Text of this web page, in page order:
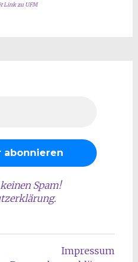
Link zu UFM
Spam!
.
Impressum